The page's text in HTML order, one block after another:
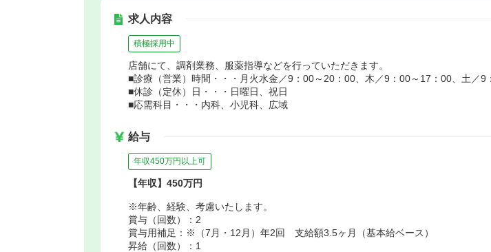
求人内容
積極採用中
店舗にて、調剤業務、服薬指導などを行っていただきます。
■診療（営業）時間・・・月火水金／9：00～20：00、木／9：00～17：00、土／9
■休診（定休）日・・・日曜日、祝日
■応需科目・・・内科、小児科、広域
給与
年収450万円以上可
【年収】450万円
※年齢、経験、考慮いたします。
賞与（回数）：2
賞与用補足：※（7月・12月）年2回 支給額3.5ヶ月（基本給ベース）
昇給（回数）：1